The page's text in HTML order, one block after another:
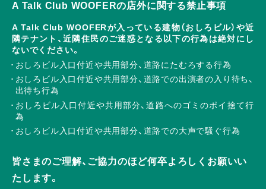
A Talk Club WOOFERの店外に関する禁止事項
A Talk Club WOOFERが入っている建物（おしろビル）や近
隣テナント、近隣住民のご迷惑となる以下の行為は絶対にし
ないでください。
おしろビル入口付近や共用部分、道路にたむろする行為
おしろビル入口付近や共用部分、道路での出演者の入り待ち、
出待ち行為
おしろビル入口付近や共用部分、道路へのゴミのポイ捨て行
為
おしろビル入口付近や共用部分、道路での大声で騒ぐ行為
皆さまのご理解、ご協力のほど何卒よろしくお願いい
たします。